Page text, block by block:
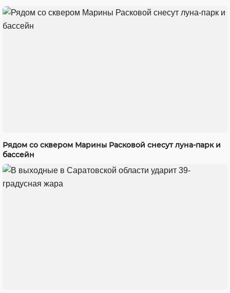
Рядом со сквером Марины Расковой снесут луна-парк и
бассейн